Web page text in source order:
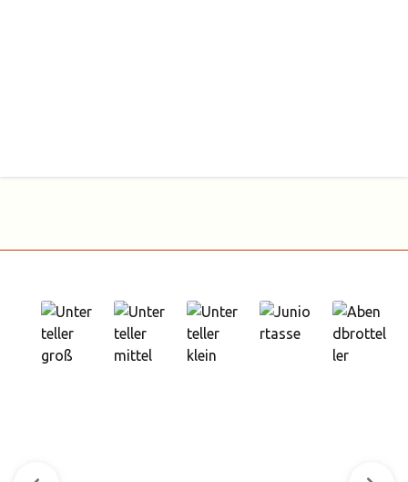
Produktgalerie überspringen